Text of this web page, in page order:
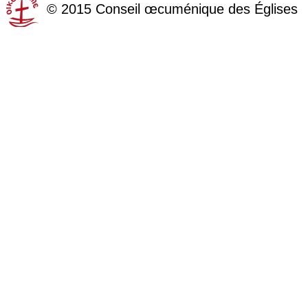
© 2015 Conseil œcuménique des Églises